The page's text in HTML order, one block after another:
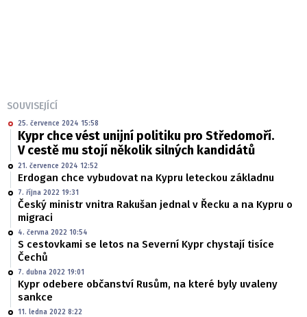
SOUVISEJÍCÍ
25. července 2024 15:58
Kypr chce vést unijní politiku pro Středomoří.
V cestě mu stojí několik silných kandidátů
21. července 2024 12:52
Erdogan chce vybudovat na Kypru leteckou základnu
7. října 2022 19:31
Český ministr vnitra Rakušan jednal v Řecku a na Kypru o
migraci
4. června 2022 10:54
S cestovkami se letos na Severní Kypr chystají tisíce
Čechů
7. dubna 2022 19:01
Kypr odebere občanství Rusům, na které byly uvaleny
sankce
11. ledna 2022 8:22